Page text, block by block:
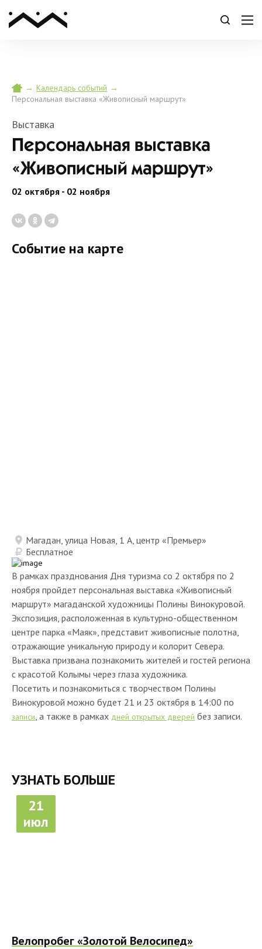
→ Календарь событий →
Персональная выставка «Живописный маршрут»
Выставка
Персональная выставка
«Живописный маршрут»
02 октября - 02 ноября
В рамках празднования Дня туризма со 2 октября по 2
ноября пройдет персональная выставка «Живописный
маршрут» магаданской художницы Полины Винокуровой.
Экспозиция, расположенная в культурно-общественном
центре парка «Маяк», представит живописные полотна,
отражающие уникальную природу и колорит Севера.
Выставка призвана познакомить жителей и гостей региона
с красотой Колымы через глаза художника.
Посетить и познакомиться с творчеством Полины
Винокуровой можно будет 21 и 23 октября в 14:00 по
записи, а также в рамках дней открытых дверей без записи.
Событие на карте
Магадан, улица Новая, 1 А, центр «Премьер»
Бесплатное
УЗНАТЬ БОЛЬШЕ
21
июл
Велопробег «Золотой Велосипед»